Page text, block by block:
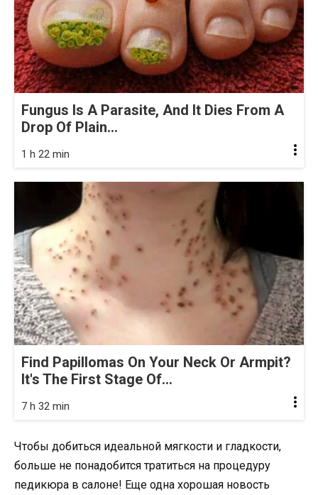
Fungus Is A Parasite, And It Dies From A
Drop Of Plain...
1 h 22 min
Find Papillomas On Your Neck Or Armpit?
It's The First Stage Of...
7 h 32 min
Чтобы добиться идеальной мягкости и гладкости,
больше не понадобится тратиться на процедуру
педикюра в салоне! Еще одна хорошая новость